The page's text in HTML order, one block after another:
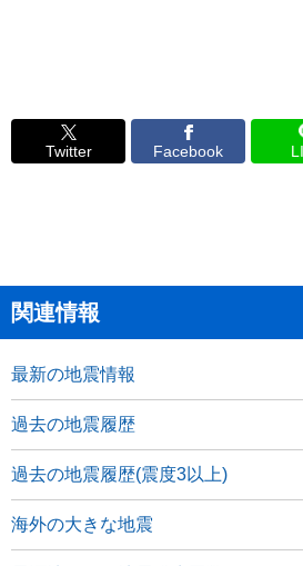
Twitter Facebook
関連情報
最新の地震情報
過去の地震履歴
過去の地震履歴(震度3以上)
海外の大きな地震